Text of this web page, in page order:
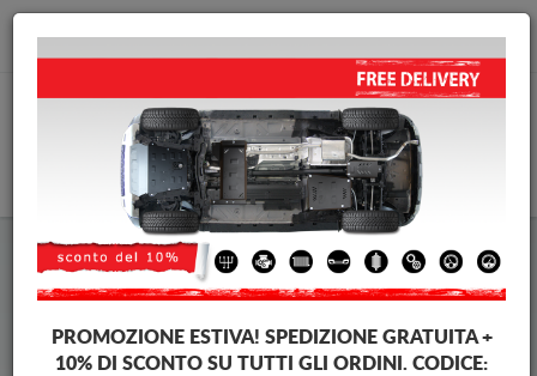
info@piastraparamotore.com
Piastra paramotore di acciaio Dacia
Piastra paramotore di acciaio Dacia Sandero III
Brands
Brands
PROMOZIONE ESTIVA! SPEDIZIONE GRATUITA +
10% DI SCONTO SU TUTTI GLI ORDINI. CODICE: